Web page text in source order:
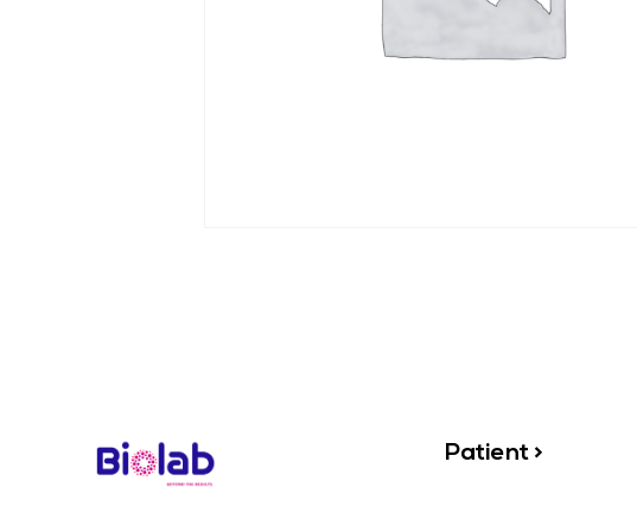
Patient >